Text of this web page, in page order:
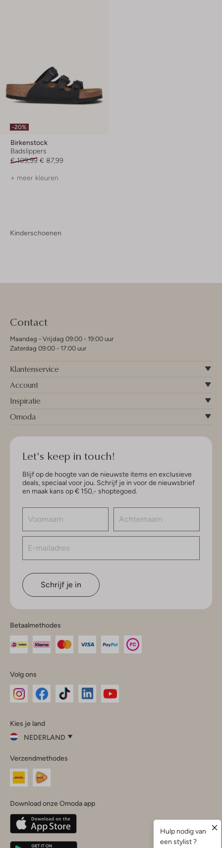
-20%
Birkenstock
Badslippers
€ 109,99 € 87,99
+ meer kleuren
Kinderschoenen
Contact
Maandag - Vrijdag 09:00 - 19:00 uur
Zaterdag 09:00 - 17:00 uur
Klantenservice
Account
Inspiratie
Omoda
Let's keep in touch!
Blijf op de hoogte van de nieuwste items en exclusieve
deals, speciaal voor jou. Schrijf je in voor de nieuwsbrief
en maak kans op € 150,- shoptegoed.
Schrijf je in
Betaalmethodes
Volg ons
InstagramFacebook
Kies je land
NEDERLAND
je
land
Nederland
Belgique(Français)
Deutschland
Verzendmethodes
Download onze Omoda app